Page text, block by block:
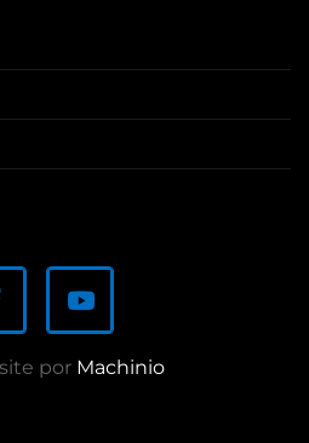
youtube
por Machinio